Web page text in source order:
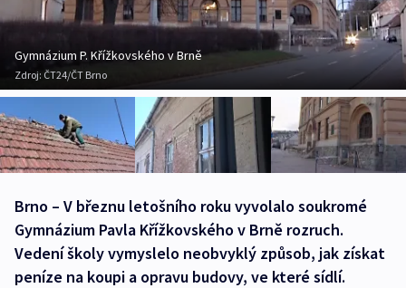
Gymnázium P. Křížkovského v Brně
Zdroj: ČT24/ČT Brno
Brno – V březnu letošního roku vyvolalo soukromé
Gymnázium Pavla Křížkovského v Brně rozruch.
Vedení školy vymyslelo neobvyklý způsob, jak získat
peníze na koupi a opravu budovy, ve které sídlí.